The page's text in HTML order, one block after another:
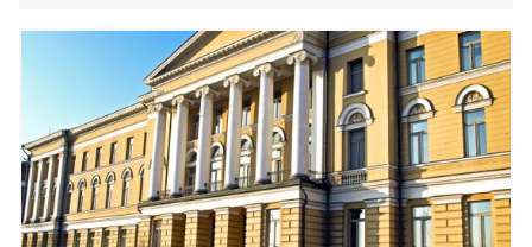
vapaaehtoistiimi Manta Crew, joka myös järjestelee